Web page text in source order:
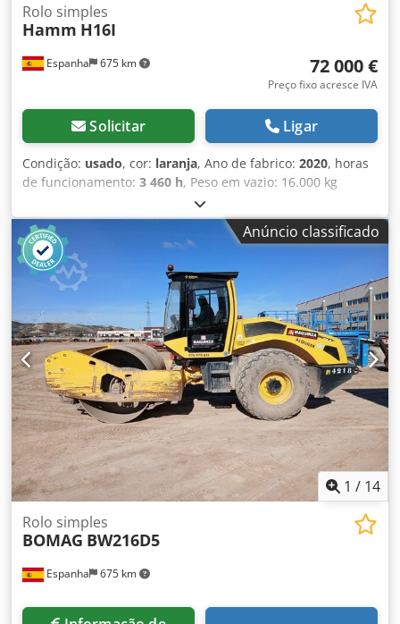
Espanha 675 km
Rolo simples
Hamm H16I
72 000 €
Preço fixo acresce IVA
Solicitar Ligar
Condição: usado, cor: laranja, Ano de fabrico: 2020, horas
de funcionamento: 3 460 h, Peso em vazio: 16.000 kg
Csdpjy Egcvsfx Aireha Dimensões (C x L x A): 595 x 231 x
296 cm
Anúncio classificado
1 / 14
Espanha 675 km
Rolo simples
BOMAG BW216D5